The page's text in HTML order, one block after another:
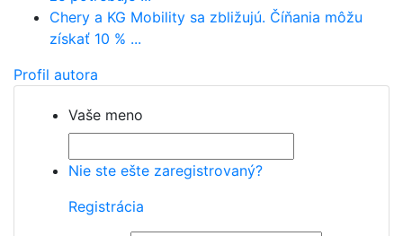
Chery a KG Mobility sa zbližujú. Číňania môžu
získať 10 % ...
Profil autora
Vaše meno
Nie ste ešte zaregistrovaný?
Registrácia